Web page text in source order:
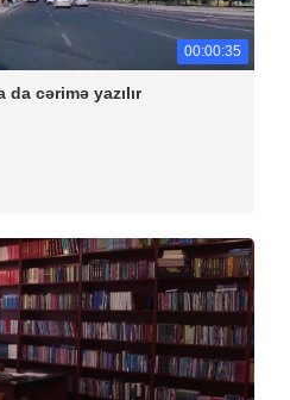
00:00:35
cərimə yazılır